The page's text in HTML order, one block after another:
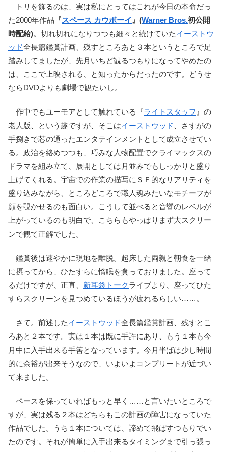
トリを飾るのは、実は私にとってはこれが今日の本命だっ
た2000年作品 『スペース カウボーイ 』(Warner Bros.初公開
時配給)。切れ切れになりつつも細々と続けていたイーストウ
ッド全長篇鑑賞計画、残すところあと３本というところで足
踏みしてましたが、先月いちど観るつもりになってやめたの
は、ここで上映される、と知ったからだったのです。どうせ
ならDVDよりも劇場で観たいし。
作中でもユーモアとして触れている『ライトスタッフ 』の
老人版、という趣ですが、そこはイーストウッド
、さすがの
手捌きで芯の通ったエンタテインメントとして成立させてい
る。政治を絡めつつも、巧みな人物配置でクライマックスの
ドラマを組み立て、展開としては月並みでもしっかりと盛り
上げてくれる。宇宙での作業の描写にＳＦ的なリアリティを
盛り込みながら、ところどころで職人魂みたいなモチーフが
顔を覗かせるのも面白い。こうして並べると音響のレベルが
上がっているのも明白で、こちらもやっぱりまず大スクリー
ンで観て正解でした。
鑑賞後は速やかに現地を離脱。起床した両親と朝食を一緒
に摂ってから、ひたすらに惰眠を貪っておりました。座って
るだけですが、正直、 新耳袋 トークライブより、座ってひた
すらスクリーンを見つめているほうが疲れるらしい……。
さて。前述したイーストウッド全長篇鑑賞計画、残すとこ
ろあと２本です。実は１本は既に手許にあり、もう１本も今
月中に入手出来る手筈となっています。今月半ばは少し時間
的に余裕が出来そうなので、いよいよコンプリートが近づい
て来ました。
ペースを保っていればもっと早く……と言いたいところで
すが、実は残る２本はどちらもこの計画の障害になっていた
作品でした。うち１本については、諦めて飛ばすつもりでい
たのです。それが簡単に入手出来るタイミングまで引っ張っ